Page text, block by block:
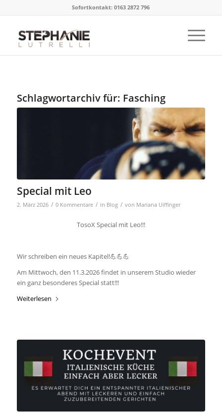
Sofortkontakt: 0163 2872 796
Schlagwortarchiv für: Fasching
Special mit Leo
2. März 2026 / 0 Kommentare / in Blog / von Mariana Uiffinger
TosoX Special mit Leo!!!
Wir schreiben ein neues Kapitel!💪💪💪
Am Mittwoch, den 11.3.2026 findet in unserem Studio wieder
ein ganz besonderes Special statt!!!
Weiterlesen